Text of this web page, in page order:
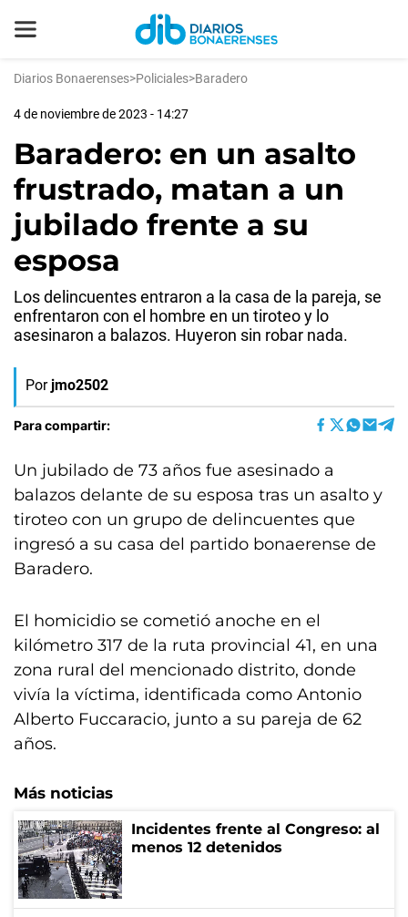
Diarios Bonaerenses>Policiales>Baradero
4 de noviembre de 2023 - 14:27
Baradero: en un asalto
frustrado, matan a un
jubilado frente a su
esposa
Los delincuentes entraron a la casa de la pareja, se
enfrentaron con el hombre en un tiroteo y lo
asesinaron a balazos. Huyeron sin robar nada.
Por jmo2502
Para compartir:
Un jubilado de 73 años fue asesinado a
balazos delante de su esposa tras un asalto y
tiroteo con un grupo de delincuentes que
ingresó a su casa del partido bonaerense de
Baradero.
El homicidio se cometió anoche en el
kilómetro 317 de la ruta provincial 41, en una
zona rural del mencionado distrito, donde
vivía la víctima, identificada como Antonio
Alberto Fuccaracio, junto a su pareja de 62
años.
Más noticias
Incidentes frente al Congreso: al
menos 12 detenidos